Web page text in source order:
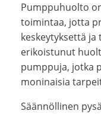
Pumppuhuolto
toimintaa, jotta
keskeytyksettä ja
erikoistunut
pumppuja, jotka
moninaisia
Säännöllinen